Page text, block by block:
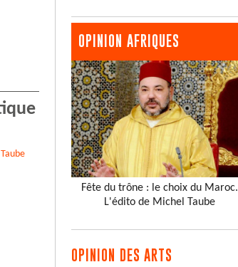
Taube
OPINION AFRIQUES
Fête du trône : le choix du Maroc.
L'édito de Michel Taube
OPINION DES ARTS